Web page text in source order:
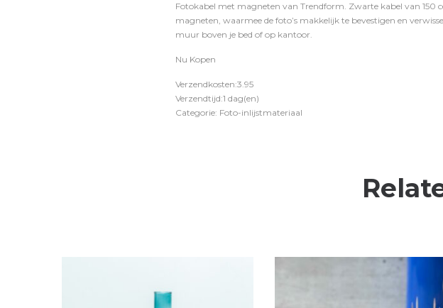
Fotokabel met magneten van Trendform. Zwarte kabel van 150
magneten, waarmee de foto’s makkelijk te bevestigen en
muur boven je bed of op kantoor.
Nu Kopen
Verzendkosten:3.95
Verzendtijd:1 dag(en)
Categorie: Foto-inlijstmateriaal